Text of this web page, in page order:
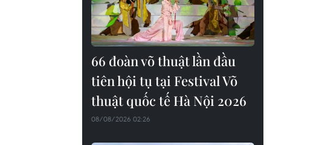
66 đoàn võ thuật lần đầu
tiên hội tụ tại Festival Võ
thuật quốc tế Hà Nội 2026
08/08/2026 02:26